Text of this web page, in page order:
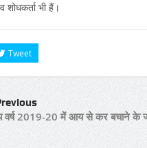
शोधकर्ता भी हैं।
Tweet
वर्ष 2019-20 में आय से कर बचाने के